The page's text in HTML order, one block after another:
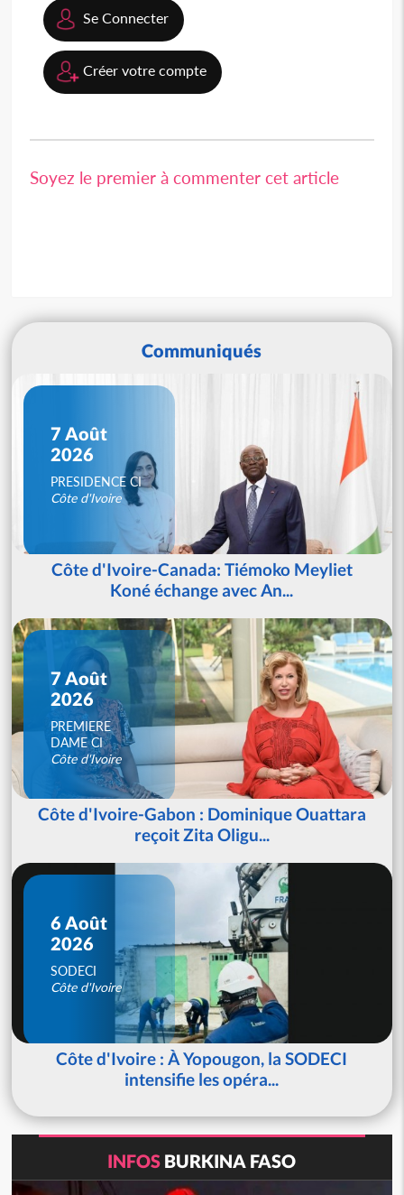
Se Connecter
Créer votre compte
Soyez le premier à commenter cet article
Communiqués
7 Août
2026
PRESIDENCE CI
Côte d'Ivoire
Côte d'Ivoire-Canada: Tiémoko Meyliet
Koné échange avec An...
7 Août
2026
PREMIERE
DAME CI
Côte d'Ivoire
Côte d'Ivoire-Gabon : Dominique Ouattara
reçoit Zita Oligu...
6 Août
2026
SODECI
Côte d'Ivoire
Côte d'Ivoire : À Yopougon, la SODECI
intensifie les opéra...
INFOS BURKINA FASO